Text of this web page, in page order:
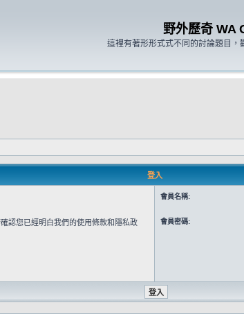
野外歷奇 WA
這裡有著形形式式不同的討論題目，
登入
認您已經明白我們的使用條款和隱私政
會員名稱:
會員密碼: